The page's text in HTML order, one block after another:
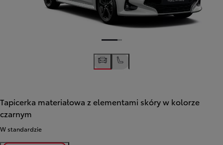
Tapicerka materiałowa z elementami skóry w kolorze
czarnym
W standardzie